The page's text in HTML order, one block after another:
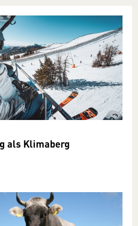
als Klimaberg